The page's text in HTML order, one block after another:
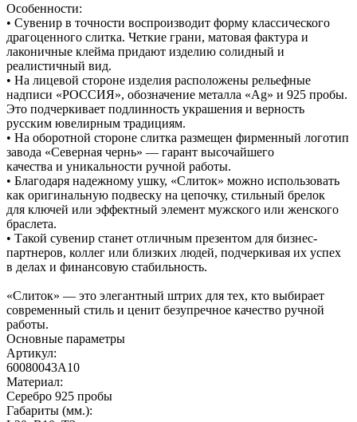
Особенности:
• Сувенир в точности воспроизводит форму классического
драгоценного слитка. Четкие грани, матовая фактура и
лаконичные клейма придают изделию солидный и
реалистичный вид.
• На лицевой стороне изделия расположены рельефные
надписи «РОССИЯ», обозначение металла «Ag» и 925 пробы.
Это подчеркивает подлинность украшения и верность
русским ювелирным традициям.
• На оборотной стороне слитка размещен фирменный логотип
завода «Северная чернь» — гарант высочайшего
качества и уникальности ручной работы.
• Благодаря надежному ушку, «Слиток» можно использовать
как оригинальную подвеску на цепочку, стильный брелок
для ключей или эффектный элемент мужского или женского
браслета.
• Такой сувенир станет отличным презентом для бизнес-
партнеров, коллег или близких людей, подчеркивая их успех
в делах и финансовую стабильность.
«Слиток» — это элегантный штрих для тех, кто выбирает
современный стиль и ценит безупречное качество ручной
работы.
Основные параметры
Артикул:
60080043А10
Материал:
Серебро 925 пробы
Габариты (мм.):